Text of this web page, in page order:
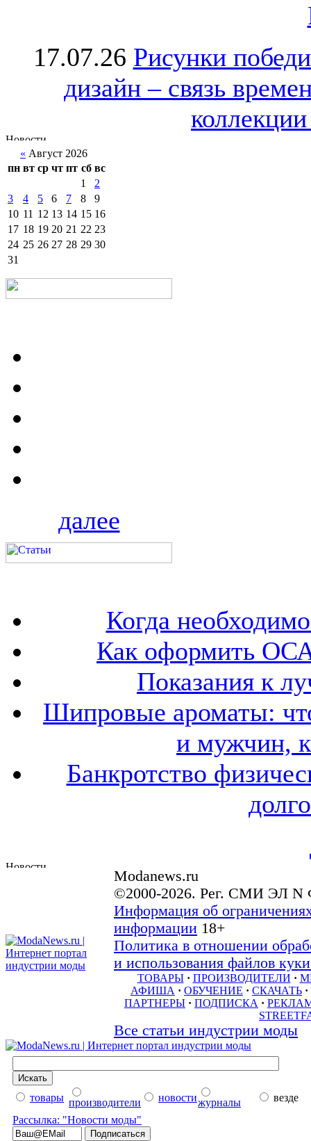
17.07.26 Рисунки
дизайн – связь
« Август 2026
пн вт ср чт пт сб вс
1
2
3
4 5 6 7 8
9
10 11 12 13 14 15 16
17 18 19 20 21 22 23
24 25 26 27 28 29 30
31
далее
Когда
Как оформить
Показания к
Шипровые ароматы:
и мужчин,
Банкротство
Modanews.ru
©2000-2026. Рег. СМИ ЭЛ N
Информация об
информации 18+
Политика в отношении
и использования файлов
ТОВАРЫ · ПРОИЗВОДИТЕЛИ ·
АФИША · ОБУЧЕНИЕ · СКАЧАТЬ ·
ПАРТНЕРЫ · ПОДПИСКА ·
Все статьи индустрии моды
товары производители новостижурналы
везде
Рассылка: "Новости моды"